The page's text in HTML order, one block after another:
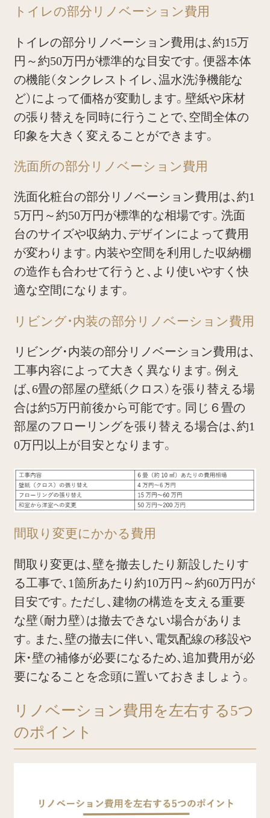
トイレの部分リノベーション費用
トイレの部分リノベーション費用は、約15万
円～約50万円が標準的な目安です。便器本体
の機能（タンクレストイレ、温水洗浄機能な
ど）によって価格が変動します。壁紙や床材
の張り替えを同時に行うことで、空間全体の
印象を大きく変えることができます。
洗面所の部分リノベーション費用
洗面化粧台の部分リノベーション費用は、約1
5万円～約50万円が標準的な相場です。洗面
台のサイズや収納力、デザインによって費用
が変わります。内装や空間を利用した収納棚
の造作も合わせて行うと、より使いやすく快
適な空間になります。
リビング・内装の部分リノベーション費用
リビング・内装の部分リノベーション費用は、
工事内容によって大きく異なります。例え
ば、6畳の部屋の壁紙（クロス）を張り替える場
合は約5万円前後から可能です。同じ６畳の
部屋のフローリングを張り替える場合は、約1
0万円以上が目安となります。
間取り変更にかかる費用
間取り変更は、壁を撤去したり新設したりす
る工事で、1箇所あたり約10万円～約60万円が
目安です。ただし、建物の構造を支える重要
な壁（耐力壁）は撤去できない場合がありま
す。また、壁の撤去に伴い、電気配線の移設や
床・壁の補修が必要になるため、追加費用が必
要になることを念頭に置いておきましょう。
リノベーション費用を左右する5つ
のポイント